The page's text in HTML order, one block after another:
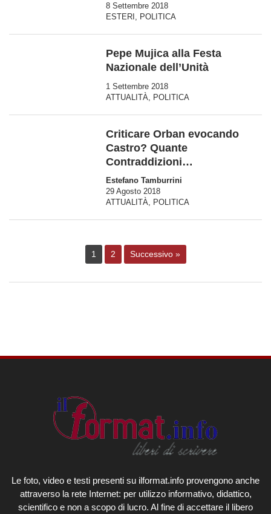
8 Settembre 2018
ESTERI
POLITICA
Pepe Mujica alla Festa
Nazionale dell’Unità
1 Settembre 2018
ATTUALITÀ
POLITICA
Criticare Orban evocando
Castro? Quante
Contraddizioni…
Estefano Tamburrini
29 Agosto 2018
ATTUALITÀ
POLITICA
1 2 Successivo »
Le foto, video e testi presenti su ilformat.info provengono anche
attraverso la rete Internet: per utilizzo informativo, didattico,
scientifico e non a scopo di lucro. Al fine di accettare il libero